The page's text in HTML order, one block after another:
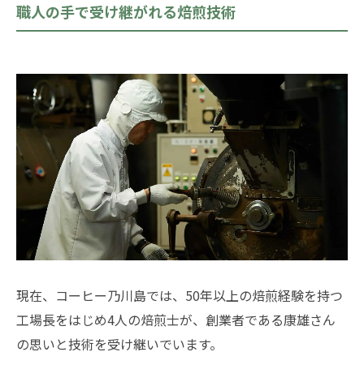
職人の手で受け継がれる焙煎技術
現在、コーヒー乃川島では、50年以上の焙煎経験を持つ
工場長をはじめ4人の焙煎士が、創業者である康雄さん
の思いと技術を受け継いでいます。